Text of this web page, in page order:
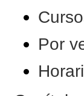
Por